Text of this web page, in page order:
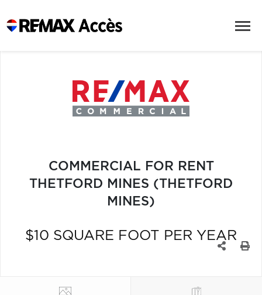
COMMERCIAL FOR RENT
THETFORD MINES (THETFORD
MINES)
$10 SQUARE FOOT PER YEAR